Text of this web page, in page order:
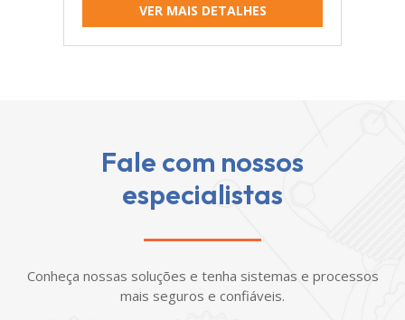
VER MAIS DETALHES
Fale com nossos
especialistas
Conheça nossas soluções e tenha sistemas e processos
mais seguros e confiáveis.